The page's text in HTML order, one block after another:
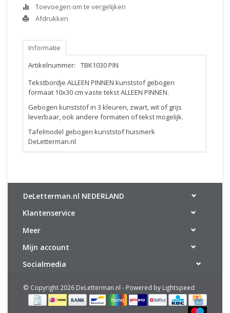
Toevoegen om te vergelijken
Afdrukken
Informatie
Artikelnummer:
TBK1030 PIN
Tekstbordje ALLEEN PINNEN kunststof gebogen
formaat 10x30 cm vaste tekst ALLEEN PINNEN.
Gebogen kunststof in 3 kleuren, zwart, wit of grijs
leverbaar, ook andere formaten of tekst mogelijk.
Tafelmodel gebogen kunststof huismerk
DeLetterman.nl
DeLetterman.nl NEDERLAND
Klantenservice
Meer
Mijn account
Socialmedia
© Copyright 2026 DeLetterman.nl - Powered by Lightspeed